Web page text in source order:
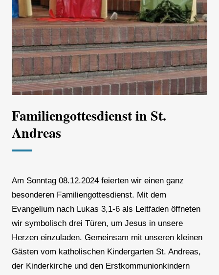
Familiengottesdienst in St.
Andreas
Am Sonntag 08.12.2024 feierten wir einen ganz
besonderen Familiengottesdienst. Mit dem
Evangelium nach Lukas 3,1-6 als Leitfaden öffneten
wir symbolisch drei Türen, um Jesus in unsere
Herzen einzuladen. Gemeinsam mit unseren kleinen
Gästen vom katholischen Kindergarten St. Andreas,
der Kinderkirche und den Erstkommunionkindern